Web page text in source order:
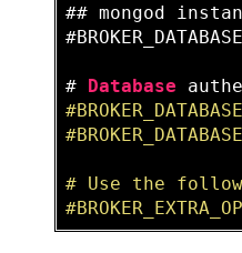
## mongod
# Database
# Use the